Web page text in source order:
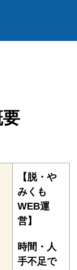
【脱・や
みくも
WEB運
営】
時間・人
手不足で